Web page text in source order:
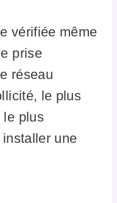
vérifiée même
prise
réseau
le plus
le plus
une